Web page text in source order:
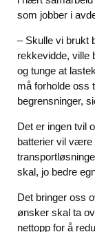
som jobber i
– Skulle vi brukt
rekkevidde, ville
og tunge at
må forholde oss
begrensninger,
Det er ingen tvil
batterier vil
skal, jo bedre
Det bringer oss
ønsker skal ta
nettopp for å